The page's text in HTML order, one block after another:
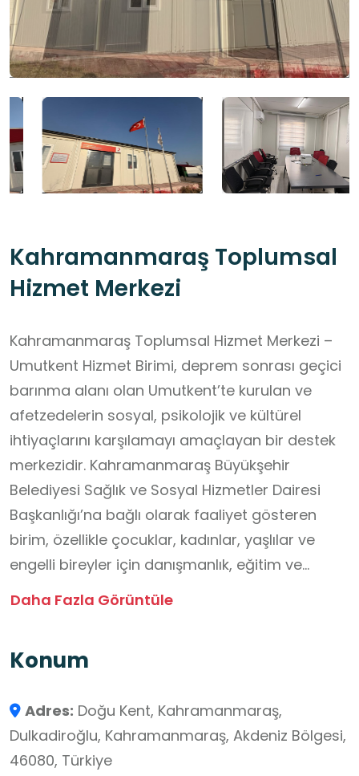
Kahramanmaraş Toplumsal
Hizmet Merkezi
Kahramanmaraş Toplumsal Hizmet Merkezi –
Umutkent Hizmet Birimi, deprem sonrası geçici
barınma alanı olan Umutkent’te kurulan ve
afetzedelerin sosyal, psikolojik ve kültürel
ihtiyaçlarını karşılamayı amaçlayan bir destek
merkezidir. Kahramanmaraş Büyükşehir
Belediyesi Sağlık ve Sosyal Hizmetler Dairesi
Başkanlığı’na bağlı olarak faaliyet gösteren
birim, özellikle çocuklar, kadınlar, yaşlılar ve
engelli bireyler için danışmanlık, eğitim ve
sosyal etkinlikler düzenlemektedir.
yönelik etkinlikler, meslek edindirme kursları ve
yürütülmektedir. Umutkent sakinlerinin yaşam
kalitesini artırmak ve toplumsal dayanışmayı
güçlendirmek amacıyla gönüllü faaliyetler ve
Daha Fazla Görüntüle
Konum
Adres: Doğu Kent, Kahramanmaraş,
Dulkadiroğlu, Kahramanmaraş, Akdeniz Bölgesi,
46080, Türkiye